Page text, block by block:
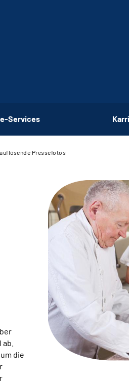
Services
Pressefotos
die